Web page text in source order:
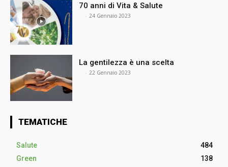
70 anni di Vita & Salute
- 24 Gennaio 2023
La gentilezza è una scelta
- 22 Gennaio 2023
TEMATICHE
Salute
484
Green
138